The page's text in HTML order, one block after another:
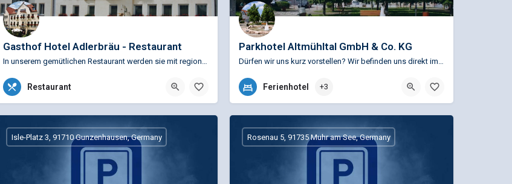
Gasthof Hotel Adlerbräu - Restaurant
In unserem gemütlichen Restaurant werden sie mit regionaler und internationaler Küche verwöhnt. Abgerundet…
09831 88670
Marktplatz 10/12, 91710 Gunzenhausen, Deutschland
Restaurant
Parkhotel Altmühltal GmbH & Co. KG
Dürfen wir uns kurz vorstellen? Wir befinden uns direkt im Fränkischen Seenland und unmittelbar am…
+49 (0)9831 504422
Zum Schießwasen 15, 91710 Gunzenhausen, Deutschland
Ferienhotel +3
Isle-Platz 3, 91710 Gunzenhausen, Germany Rosenau 5, 91735 Muhr am See, Germany